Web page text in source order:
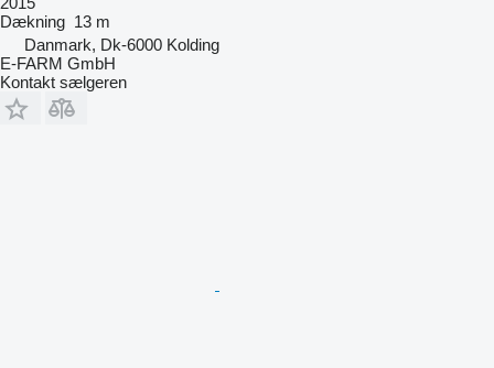
Dækning 13 m
Danmark, Dk-6000 Kolding
E-FARM GmbH
Kontakt sælgeren